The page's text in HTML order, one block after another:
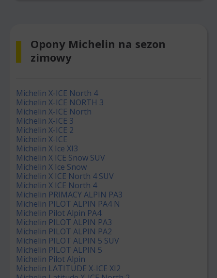
Opony Michelin na sezon
zimowy
Michelin X-ICE North 4
Michelin X-ICE NORTH 3
Michelin X-ICE North
Michelin X-ICE 3
Michelin X-ICE 2
Michelin X-ICE
Michelin X Ice XI3
Michelin X ICE Snow SUV
Michelin X Ice Snow
Michelin X ICE North 4 SUV
Michelin X ICE North 4
Michelin PRIMACY ALPIN PA3
Michelin PILOT ALPIN PA4 N
Michelin Pilot Alpin PA4
Michelin PILOT ALPIN PA3
Michelin PILOT ALPIN PA2
Michelin PILOT ALPIN 5 SUV
Michelin PILOT ALPIN 5
Michelin Pilot Alpin
Michelin LATITUDE X-ICE XI2